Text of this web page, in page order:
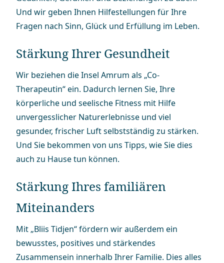
Und wir geben Ihnen Hilfe­stellungen für Ihre
Fragen nach Sinn, Glück und Erfüllung im Leben.
Stärkung Ihrer Gesundheit
Wir beziehen die Insel Amrum als „Co-
Therapeutin“ ein. Dadurch lernen Sie, Ihre
körperliche und seelische Fitness mit Hilfe
unvergesslicher Natur­erleb­nisse und viel
gesunder, frischer Luft selbstständig zu stärken.
Und Sie bekommen von uns Tipps, wie Sie dies
auch zu Hause tun können.
Stärkung Ihres familiären
Miteinanders
Mit „Bliis Tidjen“ fördern wir außerdem ein
bewusstes, positives und stärkendes
Zusammensein innerhalb Ihrer Familie. Dies alles